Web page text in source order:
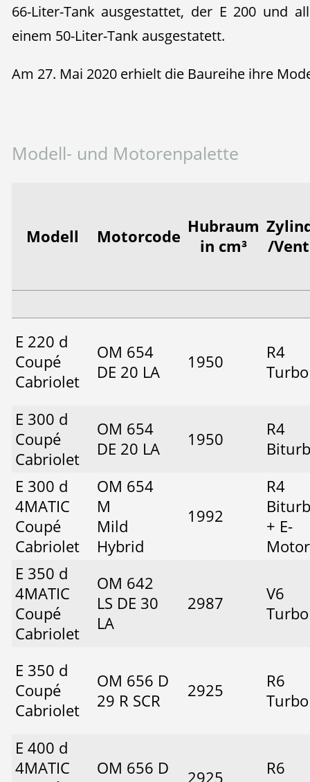
66-Liter-Tank ausgestattet, der E 200 und
einem 50-Liter-Tank ausgestatett.
Am 27. Mai 2020 erhielt die Baureihe ihre
Modell- und Motorenpalette
Modell Motorcode Hubraum
in cm³
/
E 220 d
Coupé
Cabriolet
OM 654
DE 20 LA
1950
R4
Turbo
E 300 d
Coupé
Cabriolet
OM 654
DE 20 LA
1950
R4
E 300 d
4MATIC
Coupé
Cabriolet
OM 654
M
Mild
Hybrid
1992
R4
+ E-
Motor
E 350 d
4MATIC
Coupé
Cabriolet
OM 642
LS DE 30
LA
2987
V6
Turbo
E 350 d
Coupé
Cabriolet
OM 656 D
29 R SCR
2925
R6
Turbo
E 400 d
4MATIC
OM 656 D
R6